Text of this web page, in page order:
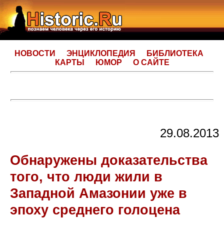
НОВОСТИ ЭНЦИКЛОПЕДИЯ
БИБЛИОТЕКА
КАРТЫ
ЮМОР О САЙТЕ
29.08.2013
Обнаружены доказательства
того, что люди жили в
Западной Амазонии уже в
эпоху среднего голоцена